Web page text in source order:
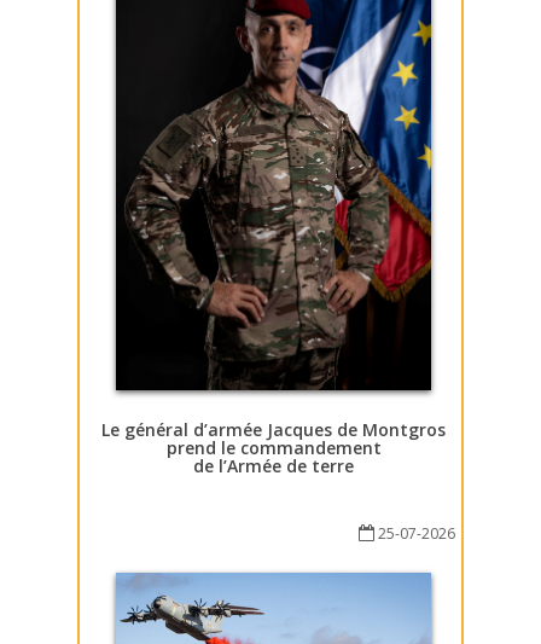
Le général d’armée Jacques de Montgros
prend le commandement
de l’Armée de terre
25-07-2026